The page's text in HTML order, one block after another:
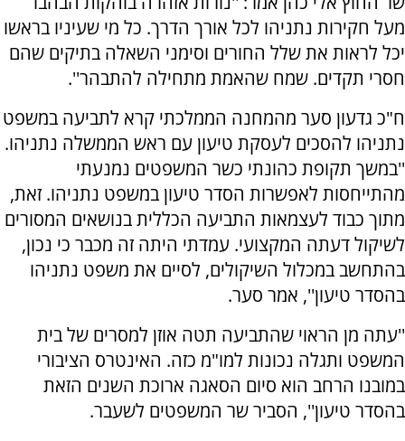
מעל חקירות נתניהו לכל אורך הדרך. כל מי שעיניו בראשו
יכל לראות את שלל החורים וסימני השאלה בתיקים שהם
חסרי תקדים. שמח שהאמת מתחילה להתבהר''.
ח"כ גדעון סער מהמחנה הממלכתי קרא לתביעה במשפט
נתניהו להסכים לעסקת טיעון עם ראש הממשלה נתניהו.
''במשך תקופת כהונתי כשר המשפטים נמנעתי
מהתייחסות לאפשרות הסדר טיעון במשפט נתניהו. זאת,
מתוך כבוד לעצמאות התביעה הכללית בנושאים המסורים
לשיקול דעתה המקצועי. עמדתי היתה זה מכבר כי נכון,
בהתחשב במכלול השיקולים, לסיים את משפט נתניהו
בהסדר טיעון'', אמר סער.
''עתה מן הראוי שהתביעה תטה אוזן למסרים של בית
המשפט ותגלה נכונות למו"מ כזה. האינטרס הציבורי
במובנו הרחב הוא סיום הסאגה ארוכת השנים הזאת
בהסדר טיעון'', הסביר שר המשפטים לשעבר.